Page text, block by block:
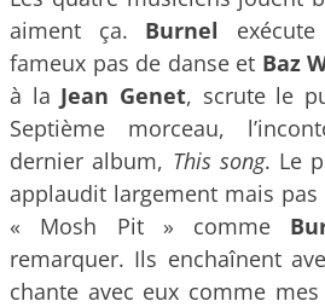
aiment ça. Burnel
fameux pas de danse et Baz
à la Jean Genet, scrute le
Septième morceau,
dernier album, This song. Le
applaudit largement mais
« Mosh Pit » comme
remarquer. Ils enchaînent
chante avec eux comme